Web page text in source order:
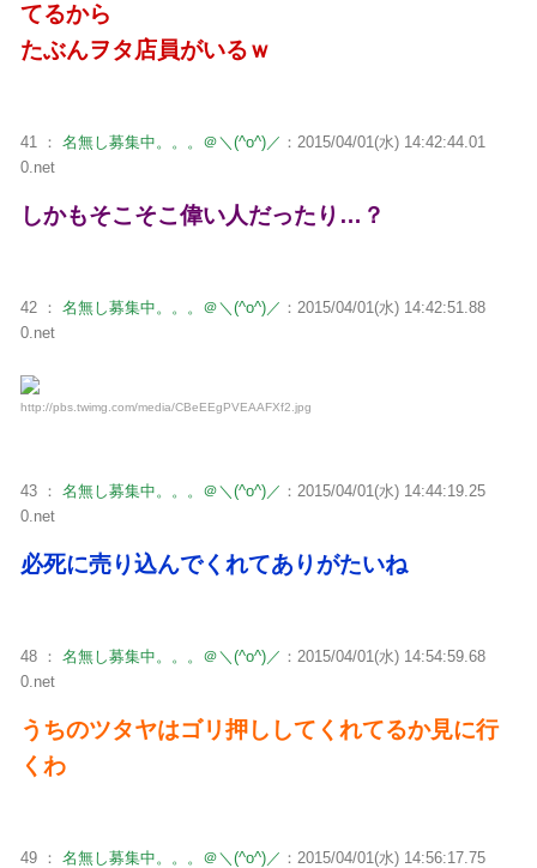
てるから
たぶんヲタ店員がいるｗ
41 ： 名無し募集中。。。＠＼(^o^)／ ：2015/04/01(水) 14:42:44.01
0.net
しかもそこそこ偉い人だったり…？
42 ： 名無し募集中。。。＠＼(^o^)／ ：2015/04/01(水) 14:42:51.88
0.net
http://pbs.twimg.com/media/CBeEEgPVEAAFXf2.jpg
43 ： 名無し募集中。。。＠＼(^o^)／ ：2015/04/01(水) 14:44:19.25
0.net
必死に売り込んでくれてありがたいね
48 ： 名無し募集中。。。＠＼(^o^)／ ：2015/04/01(水) 14:54:59.68
0.net
うちのツタヤはゴリ押ししてくれてるか見に行
くわ
49 ： 名無し募集中。。。＠＼(^o^)／ ：2015/04/01(水) 14:56:17.75